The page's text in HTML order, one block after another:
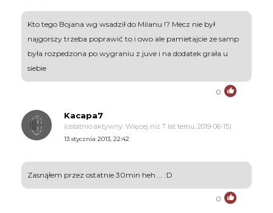
Kto tego Bojana wg wsadził do Milanu !? Mecz nie był
najgorszy trzeba poprawić to i owo ale pamietajcie ze samp
była rozpedzona po wygraniu z juve i na dodatek grała u
siebie
0
Kacapa7
(ostatnio aktywny: Więcej niż 7 lat temu, 2019-06-15)
13 stycznia 2013, 22:42
Zasnąłem przez ostatnie 30min heh ... :D
0